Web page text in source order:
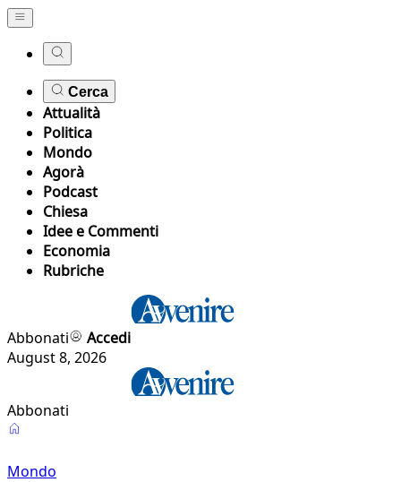
Cerca
Attualità
Politica
Mondo
Agorà
Podcast
Chiesa
Idee e Commenti
Economia
Rubriche
Abbonati
Accedi
August 8, 2026
Abbonati
Mondo